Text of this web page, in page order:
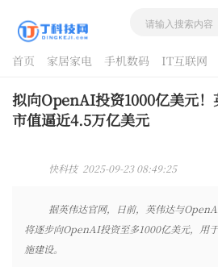
首页 家居家电 手机数码 IT互联网
酷品评测
拟向OpenAI投资1000亿美元
市值逼近4.5万亿美元
快科技 2025-09-23 08:49:25
据英伟达官网，日前，英伟达与
将逐步向OpenAI投资至多1000亿美元，用
施建设。